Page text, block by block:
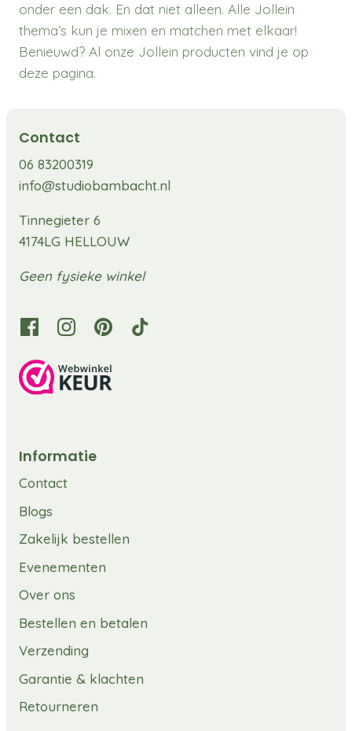
onder een dak. En dat niet alleen. Alle Jollein
thema’s kun je mixen en matchen met elkaar!
Benieuwd? Al onze Jollein producten vind je op
deze pagina.
Contact
06 83200319
info@studiobambacht.nl
Tinnegieter 6
4174LG HELLOUW
Geen fysieke winkel
Informatie
Contact
Blogs
Zakelijk bestellen
Evenementen
Over ons
Bestellen en betalen
Verzending
Garantie & klachten
Retourneren